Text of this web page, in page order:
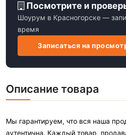
Посмотрите и
Шоурум в Красногорске —
время
Записаться на
Описание товара
Мы гарантируем, что вся наша
аутентична. Каждый товар,